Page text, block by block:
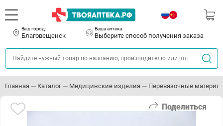
Ваш город:
Благовещенск
Ваша аптека:
Выберите способ получения заказа
Главная Каталог Медицинские изделия Перевязочные
Поделиться